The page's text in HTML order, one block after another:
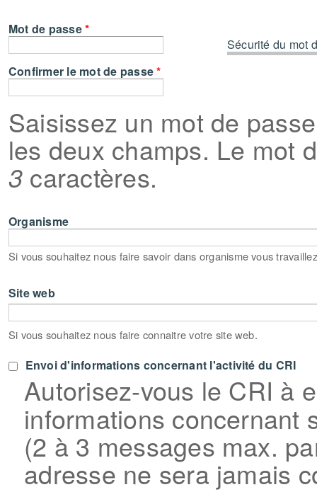
Sécurité du mot
Mot de passe*
Confirmer le mot de passe*
Saisissez un mot de
les deux champs. Le mot
3 caractères.
Organisme
Si vous souhaitez nous faire savoir dans organisme vous
Site web
Si vous souhaitez nous faire connaitre votre site web.
Envoi d'informations concernant l'activité du CRI
Autorisez-vous le CRI à
informations concernant
(2 à 3 messages max.
adresse ne sera jamais